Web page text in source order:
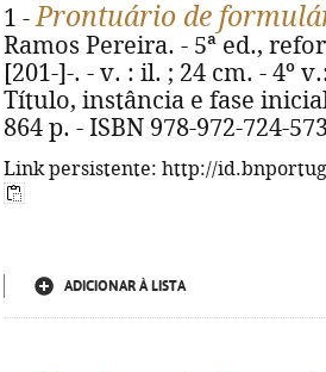
1 -Prontuário de
Ramos Pereira. - 5ª ed.,
[201-]-. - v. : il. ; 24 cm. - 4º
Título, instância e fase
864 p. - ISBN 978-972-724-
Link persistente: http://
ADICIONAR À LISTA